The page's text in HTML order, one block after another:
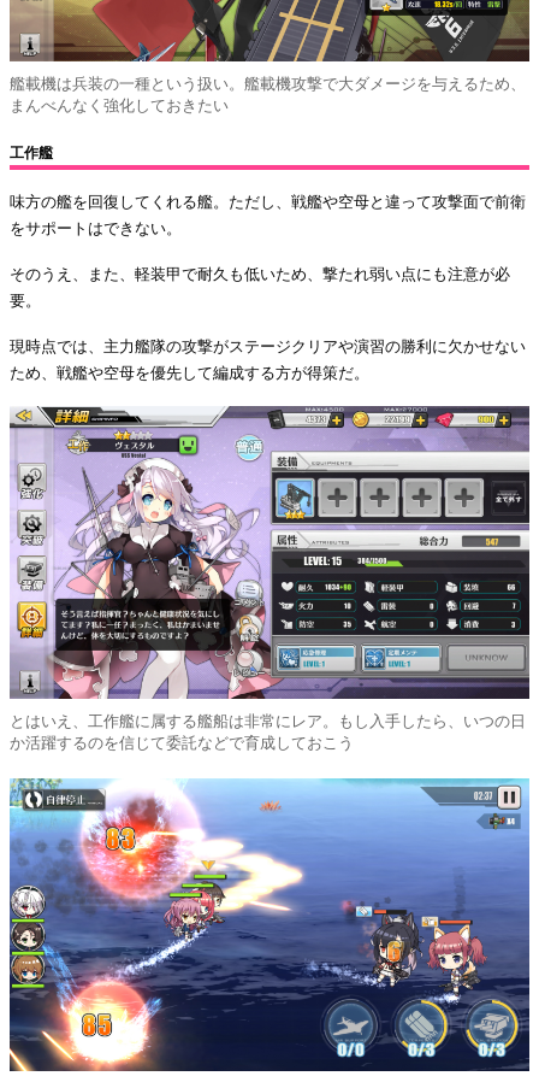
艦載機は兵装の一種という扱い。艦載機攻撃で大ダメージを与えるため、
まんべんなく強化しておきたい
工作艦
味方の艦を回復してくれる艦。ただし、戦艦や空母と違って攻撃面で前衛
をサポートはできない。
そのうえ、また、軽装甲で耐久も低いため、撃たれ弱い点にも注意が必
要。
現時点では、主力艦隊の攻撃がステージクリアや演習の勝利に欠かせない
ため、戦艦や空母を優先して編成する方が得策だ。
とはいえ、工作艦に属する艦船は非常にレア。もし入手したら、いつの日
か活躍するのを信じて委託などで育成しておこう